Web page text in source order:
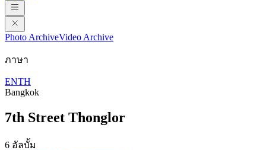
Photo ArchiveVideo Archive
ภาษา
ENTH
Bangkok
7th Street Thonglor
6 อัลบั้ม